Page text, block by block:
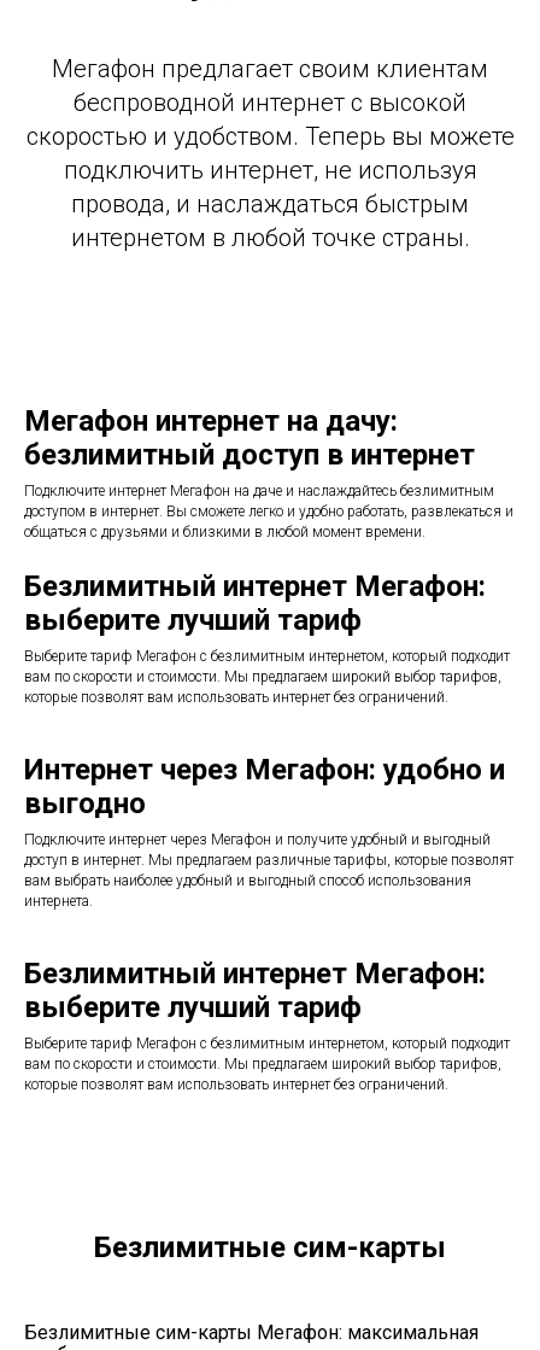
Мегафон предлагает своим клиентам
беспроводной интернет с высокой
скоростью и удобством. Теперь вы можете
подключить интернет, не используя
провода, и наслаждаться быстрым
интернетом в любой точке страны.
Мегафон интернет на дачу:
безлимитный доступ в интернет
Подключите интернет Мегафон на даче и наслаждайтесь безлимитным
доступом в интернет. Вы сможете легко и удобно работать, развлекаться и
общаться с друзьями и близкими в любой момент времени.
Безлимитный интернет Мегафон:
выберите лучший тариф
Выберите тариф Мегафон с безлимитным интернетом, который подходит
вам по скорости и стоимости. Мы предлагаем широкий выбор тарифов,
которые позволят вам использовать интернет без ограничений.
Интернет через Мегафон: удобно и
выгодно
Подключите интернет через Мегафон и получите удобный и выгодный
доступ в интернет. Мы предлагаем различные тарифы, которые позволят
вам выбрать наиболее удобный и выгодный способ использования
интернета.
Безлимитный интернет Мегафон:
выберите лучший тариф
Выберите тариф Мегафон с безлимитным интернетом, который подходит
вам по скорости и стоимости. Мы предлагаем широкий выбор тарифов,
которые позволят вам использовать интернет без ограничений.
Безлимитные сим-карты
Безлимитные сим-карты Мегафон: максимальная